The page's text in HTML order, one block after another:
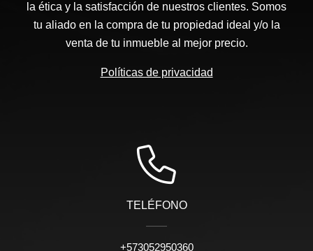
la ética y la satisfacción de nuestros clientes. Somos
tu aliado en la compra de tu propiedad ideal y/o la
venta de tu inmueble al mejor precio.
Políticas de privacidad
TELÉFONO
+573052950360